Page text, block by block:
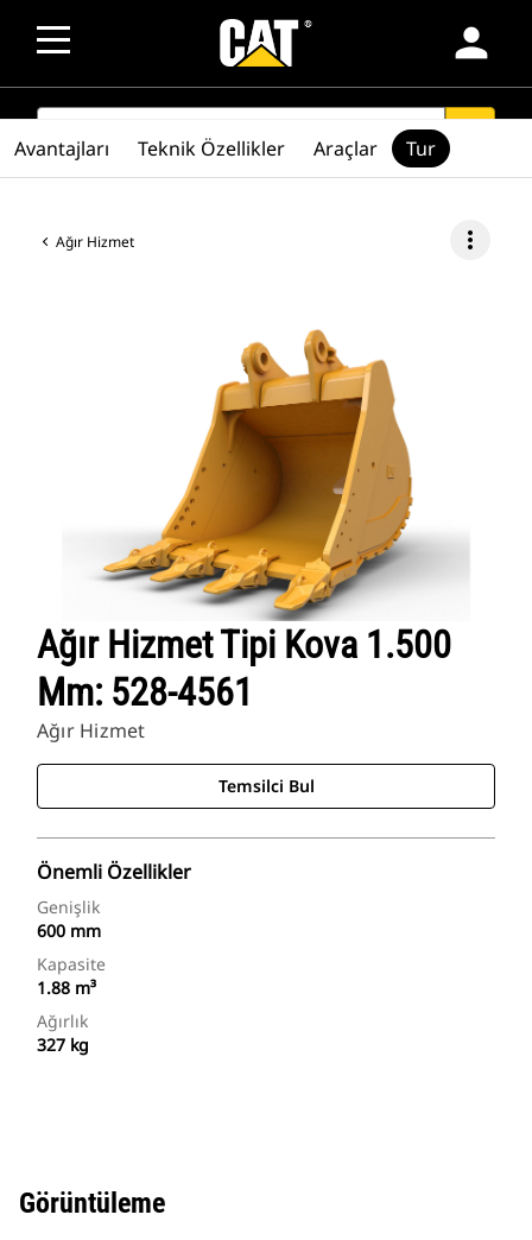
person
SEARCH
Ağır Hizmet more_vert
Ağır Hizmet Tipi Kova 1.500
Mm: 528-4561
Ağır Hizmet
Temsilci Bul
Önemli Özellikler
Genişlik
600 mm
Kapasite
1.88 m³
Ağırlık
327 kg
Avantajları Teknik Özellikler Araçlar Tur
Görüntüleme